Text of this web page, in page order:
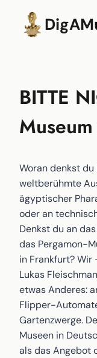
springen
BITTE
Woran denkst
weltberühmte
ägyptischer
oder an
Denkst du an
das Pergamon-
in Frankfurt? Wir
Lukas
etwas Anderes:
Flipper-
Gartenzwerge.
Museen in
als das Angebot